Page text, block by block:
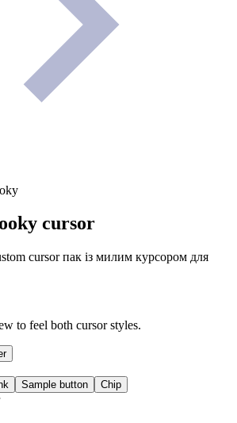
cursor
cursor пак із милим курсором для
to feel both cursor styles.
Sample button Chip